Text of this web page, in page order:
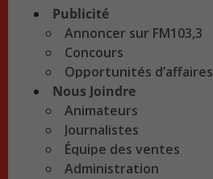
Publicité
Annoncer sur FM103,3
Concours
Opportunités d’affaires
Nous Joindre
Animateurs
Journalistes
Équipe des ventes
Administration